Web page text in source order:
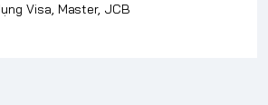
Visa, Master, JCB